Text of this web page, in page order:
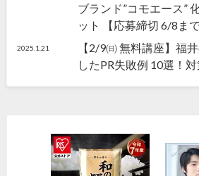
ブランド”コモエース”
ット 【応募締切 6/8まで
2025.1.21
【2/9㈰ 無料講座】福
したPR失敗例 10選！対